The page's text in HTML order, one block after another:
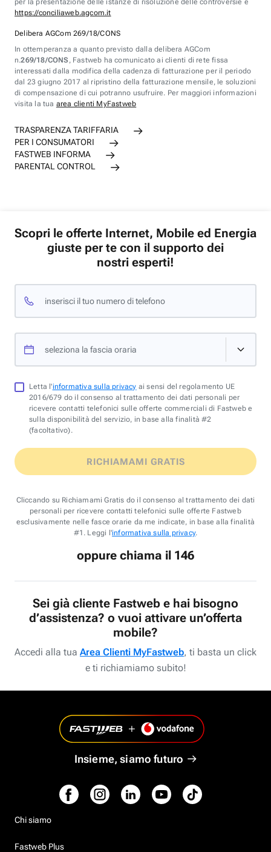
per la presentazione delle istanze di risoluzione delle controversie è
https://conciliaweb.agcom.it
Delibera AGCom 269/18/CONS
In ottemperanza a quanto previsto dalla delibera AGCom
n.269/18/CONS , Fastweb ha comunicato ai clienti di rete fissa
interessati dalla modifica della cadenza di fatturazione per il periodo
dal 23 giugno 2017 al ripristino della fatturazione mensile, le soluzioni
di compensazione di cui potranno usufruire. Per maggiori informazioni
visita la tua area clienti MyFastweb
TRASPARENZA TARIFFARIA
PER I CONSUMATORI
FASTWEB INFORMA
PARENTAL CONTROL
Scopri le offerte Internet, Mobile ed Energia
giuste per te con il supporto dei
nostri esperti!
inserisci il tuo numero di telefono
seleziona la fascia oraria
Letta l'informativa sulla privacy ai sensi del regolamento UE
2016/679 do il consenso al trattamento dei dati personali per
ricevere contatti telefonici sulle offerte commerciali di Fastweb e
sulla disponibilità del servizio, in base alla finalità #2
(facoltativo).
RICHIAMAMI GRATIS
Cliccando su Richiamami Gratis do il consenso al trattamento dei dati
personali per ricevere contatti telefonici sulle offerte Fastweb
esclusivamente nelle fasce orarie da me indicate, in base alla finalità
#1. Leggi l'informativa sulla privacy.
oppure chiama il 146
Sei già cliente Fastweb e hai bisogno
d’assistenza? o vuoi attivare un’offerta
mobile?
Accedi alla tua Area Clienti MyFastweb, ti basta un click
e ti richiamiamo subito!
Insieme, siamo futuro
Chi siamo
Fastweb Plus